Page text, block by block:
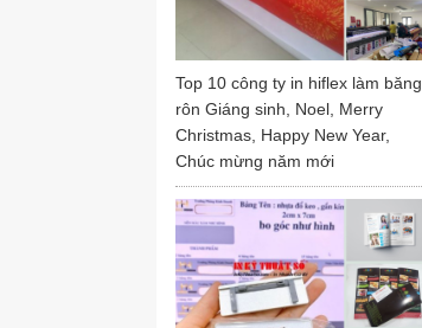
Top 10 công ty in hiflex làm băng
rôn Giáng sinh, Noel, Merry
Christmas, Happy New Year,
Chúc mừng năm mới